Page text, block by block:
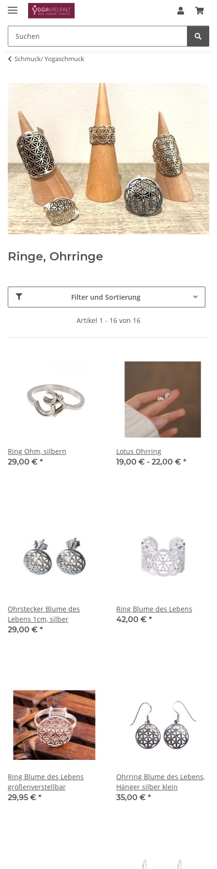
Schmuck/ Yogaschmuck
Ringe, Ohrringe
Filter und Sortierung
Artikel 1 - 16 von 16
Ring Ohm, silbern
29,00 € *
Lotus Ohrring
19,00 € - 22,00 € *
Ohrstecker Blume des
Lebens 1cm, silber
29,00 € *
Ring Blume des Lebens
42,00 € *
Ring Blume des Lebens
größenverstellbar
29,95 € *
Ohrring Blume des Lebens,
Hänger silber klein
35,00 € *